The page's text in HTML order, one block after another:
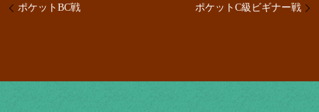
ポケットBC戦 ポケットC級ビギナー戦